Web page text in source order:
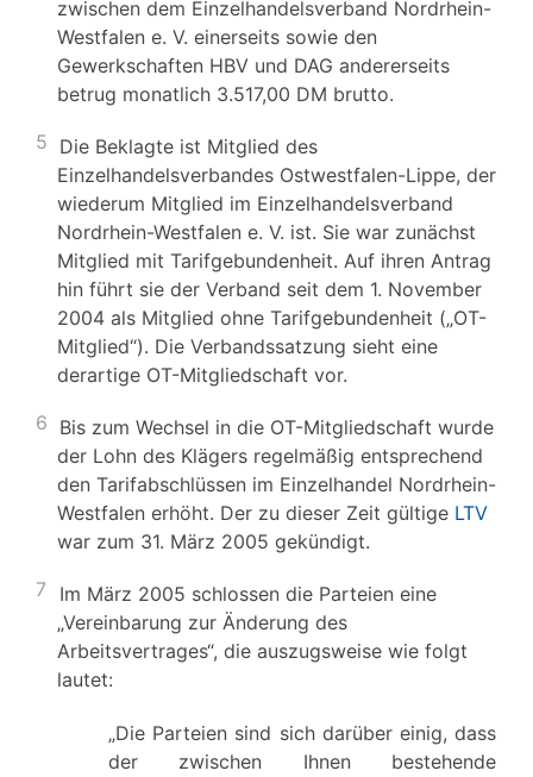
zwischen dem Einzelhandelsverband Nordrhein-
Westfalen e. V. einerseits sowie den
Gewerkschaften HBV und DAG andererseits
betrug monatlich 3.517,00 DM brutto.
5 Die Beklagte ist Mitglied des
Einzelhandelsverbandes Ostwestfalen-Lippe, der
wiederum Mitglied im Einzelhandelsverband
Nordrhein-Westfalen e. V. ist. Sie war zunächst
Mitglied mit Tarifgebundenheit. Auf ihren Antrag
hin führt sie der Verband seit dem 1. November
2004 als Mitglied ohne Tarifgebundenheit („OT-
Mitglied“). Die Verbandssatzung sieht eine
derartige OT-Mitgliedschaft vor.
6 Bis zum Wechsel in die OT-Mitgliedschaft wurde
der Lohn des Klägers regelmäßig entsprechend
den Tarifabschlüssen im Einzelhandel Nordrhein-
Westfalen erhöht. Der zu dieser Zeit gültige LTV
war zum 31. März 2005 gekündigt.
7
Im März 2005 schlossen die Parteien eine
„Vereinbarung zur Änderung des
Arbeitsvertrages“, die auszugsweise wie folgt
lautet:
„Die Parteien sind sich darüber einig, dass
der zwischen Ihnen bestehende